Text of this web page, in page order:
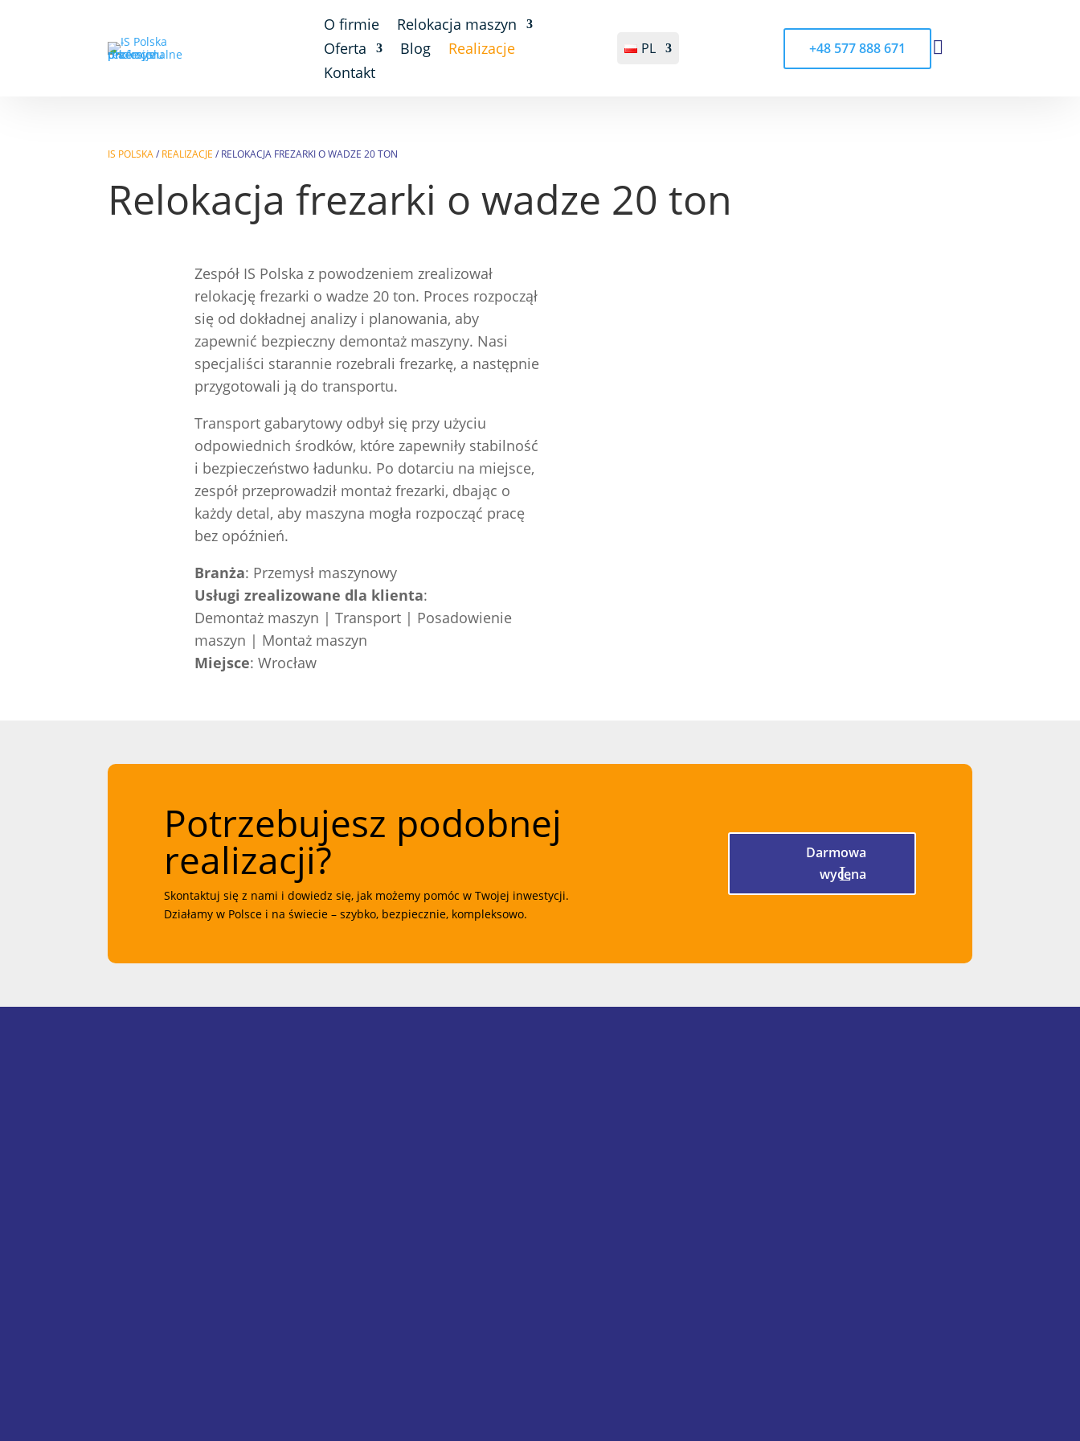
O firmie
Relokacja maszyn
Oferta
Blog
Realizacje
Kontakt
PL +48 577 888 671 
IS POLSKA / REALIZACJE / RELOKACJA FREZARKI O WADZE 20 TON
Relokacja frezarki o wadze 20 ton
Zespół IS Polska z powodzeniem zrealizował
relokację frezarki o wadze 20 ton. Proces rozpoczął
się od dokładnej analizy i planowania, aby
zapewnić bezpieczny demontaż maszyny. Nasi
specjaliści starannie rozebrali frezarkę, a następnie
przygotowali ją do transportu.
Transport gabarytowy odbył się przy użyciu
odpowiednich środków, które zapewniły stabilność
i bezpieczeństwo ładunku. Po dotarciu na miejsce,
zespół przeprowadził montaż frezarki, dbając o
każdy detal, aby maszyna mogła rozpocząć pracę
bez opóźnień.
Branża: Przemysł maszynowy
Usługi zrealizowane dla klienta:
Demontaż maszyn | Transport | Posadowienie
maszyn | Montaż maszyn
Miejsce: Wrocław
Potrzebujesz podobnej
realizacji?
Skontaktuj się z nami i dowiedz się, jak możemy pomóc w Twojej inwestycji.
Działamy w Polsce i na świecie – szybko, bezpiecznie, kompleksowo.
Darmowa
wycena